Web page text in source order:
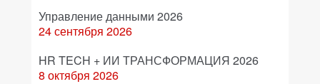
Управление данными 2026
24 сентября 2026
HR TECH + ИИ ТРАНСФОРМАЦИЯ 2026
8 октября 2026